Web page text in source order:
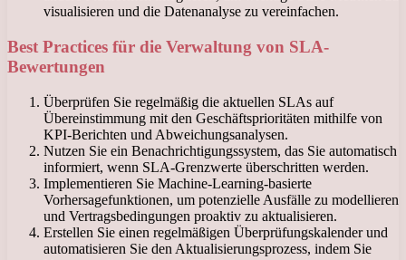
visualisieren und die Datenanalyse zu vereinfachen.
Best Practices für die Verwaltung von SLA-
Bewertungen
Überprüfen Sie regelmäßig die aktuellen SLAs auf
Übereinstimmung mit den Geschäftsprioritäten mithilfe von
KPI-Berichten und Abweichungsanalysen.
Nutzen Sie ein Benachrichtigungssystem, das Sie automatisch
informiert, wenn SLA-Grenzwerte überschritten werden.
Implementieren Sie Machine-Learning-basierte
Vorhersagefunktionen, um potenzielle Ausfälle zu modellieren
und Vertragsbedingungen proaktiv zu aktualisieren.
Erstellen Sie einen regelmäßigen Überprüfungskalender und
automatisieren Sie den Aktualisierungsprozess, indem Sie